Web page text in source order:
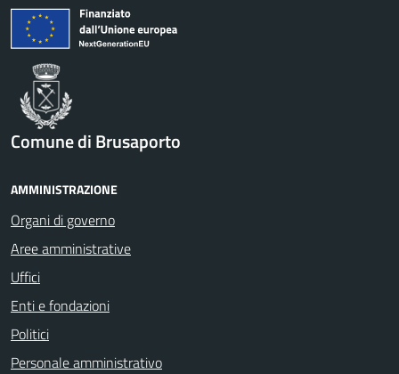
Comune di Brusaporto
AMMINISTRAZIONE
Organi di governo
Aree amministrative
Uffici
Enti e fondazioni
Politici
Personale amministrativo